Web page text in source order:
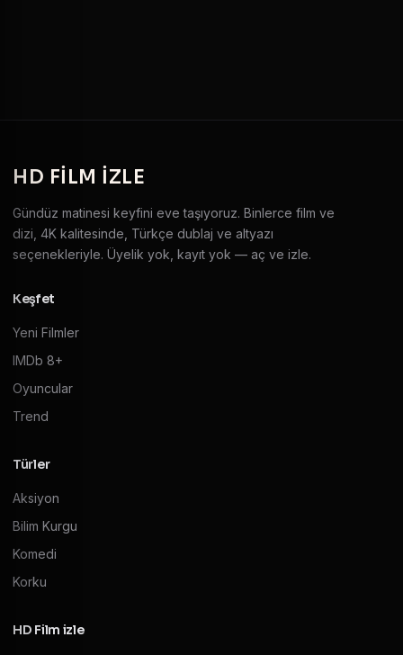
HD FILM IZLE
Gündüz matinesi keyfini eve taşıyoruz. Binlerce film ve
dizi, 4K kalitesinde, Türkçe dublaj ve altyazı
seçenekleriyle. Üyelik yok, kayıt yok — aç ve izle.
Keşfet
Yeni Filmler
IMDb 8+
Oyuncular
Trend
Türler
Aksiyon
Bilim Kurgu
Komedi
Korku
HD Film izle